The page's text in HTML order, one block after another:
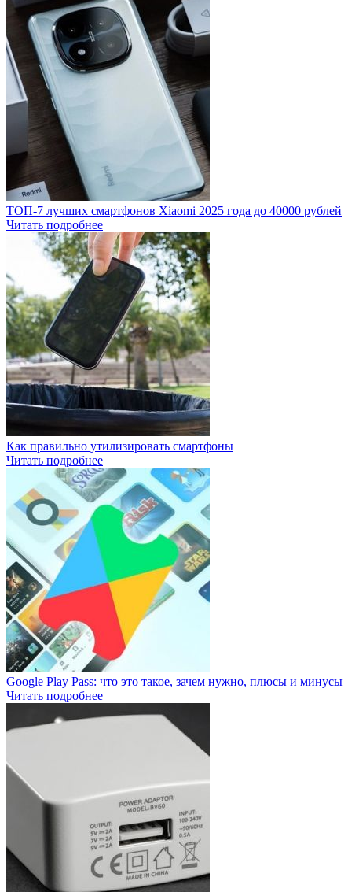
ТОП-7 лучших смартфонов Xiaomi 2025 года до 40000 рублей
Читать подробнее
Как правильно утилизировать смартфоны
Читать подробнее
Google Play Pass: что это такое, зачем нужно, плюсы и минусы
Читать подробнее